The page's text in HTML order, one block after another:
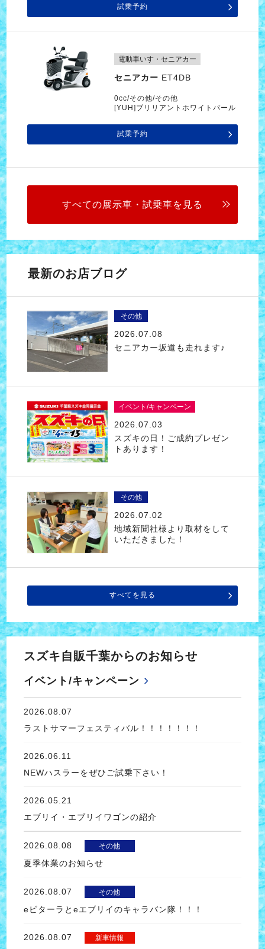
試乗予約
電動車いす・セニアカー
セニアカー ET4DB
0cc/その他/その他
[YUH]ブリリアントホワイトパール
試乗予約
すべての展示車・試乗車を見る
最新のお店ブログ
その他
2026.07.08
セニアカー坂道も走れます♪
イベント/キャンペーン
2026.07.03
スズキの日！ご成約プレゼン
トあります！
その他
2026.07.02
地域新聞社様より取材をして
いただきました！
すべてを見る
スズキ自販千葉からのお知らせ
イベント/キャンペーン
2026.08.07
ラストサマーフェスティバル！！！！！！！
2026.06.11
NEWハスラーをぜひご試乗下さい！
2026.05.21
エブリイ・エブリイワゴンの紹介
2026.08.08 その他
夏季休業のお知らせ
2026.08.07 その他
eビターラとeエブリイのキャラバン隊！！！
2026.08.07 新車情報